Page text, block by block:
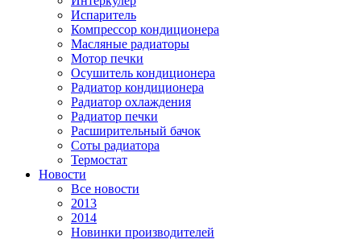
Испаритель
Компрессор кондиционера
Масляные радиаторы
Мотор печки
Осушитель кондиционера
Радиатор кондиционера
Радиатор охлаждения
Радиатор печки
Расширительный бачок
Соты радиатора
Термостат
Новости
Все новости
2013
2014
Новинки производителей